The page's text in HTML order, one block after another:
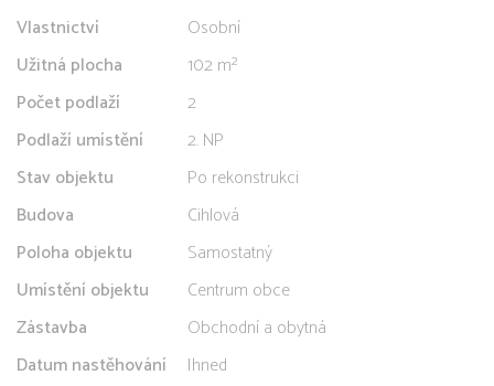
Vlastnictví
Osobní
Užitná plocha
102 m²
Počet podlaží
2
Podlaží umístění
2. NP
Stav objektu
Po rekonstrukci
Budova
Cihlová
Poloha objektu
Samostatný
Umístění objektu
Centrum obce
Zástavba
Obchodní a obytná
Datum nastěhování
Ihned